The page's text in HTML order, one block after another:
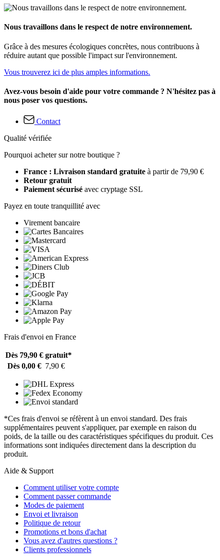
Nous travaillons dans le respect de notre environnement.
Grâce à des mesures écologiques concrètes, nous contribuons à
réduire autant que possible l'impact sur l'environnement.
Vous trouverez ici de plus amples informations.
Avez-vous besoin d'aide pour votre commande ? N'hésitez pas à
nous poser vos questions.
Contact
Qualité vérifiée
Pourquoi acheter sur notre boutique ?
France : Livraison standard gratuite à partir de 79,90 €
Retour gratuit
Paiement sécurisé avec cryptage SSL
Payez en toute tranquillité avec
Virement bancaire
Frais d'envoi en France
Dès 79,90 € gratuit*
Dès 0,00 € 7,90 €
*Ces frais d'envoi se réfèrent à un envoi standard. Des frais
supplémentaires peuvent s'appliquer, par exemple en raison du
poids, de la taille ou des caractéristiques spécifiques du produit. Ces
informations sont indiquées directement dans la description du
produit.
Aide & Support
Comment utiliser votre compte
Comment passer commande
Modes de paiement
Envoi et livraison
Politique de retour
Promotions et bons d'achat
Vous avez d'autres questions ?
Clients professionnels